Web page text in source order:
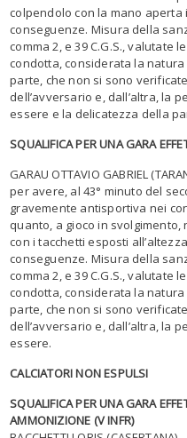
colpendolo con la mano
conseguenze. Misura della
comma 2, e 39 C.G.S., valutate
condotta, considerata la
parte, che non si sono
dell’avversario e, dall’altra, la
essere e la delicatezza della
SQUALIFICA PER UNA GARA
GARAU OTTAVIO GABRIEL
per avere, al 43° minuto del
gravemente antisportiva nei
quanto, a gioco in
con i tacchetti esposti
conseguenze. Misura della
comma 2, e 39 C.G.S., valutate
condotta, considerata la
parte, che non si sono
dell’avversario e, dall’altra, la
essere.
CALCIATORI NON ESPULSI
SQUALIFICA PER UNA GARA
AMMONIZIONE (V INFR)